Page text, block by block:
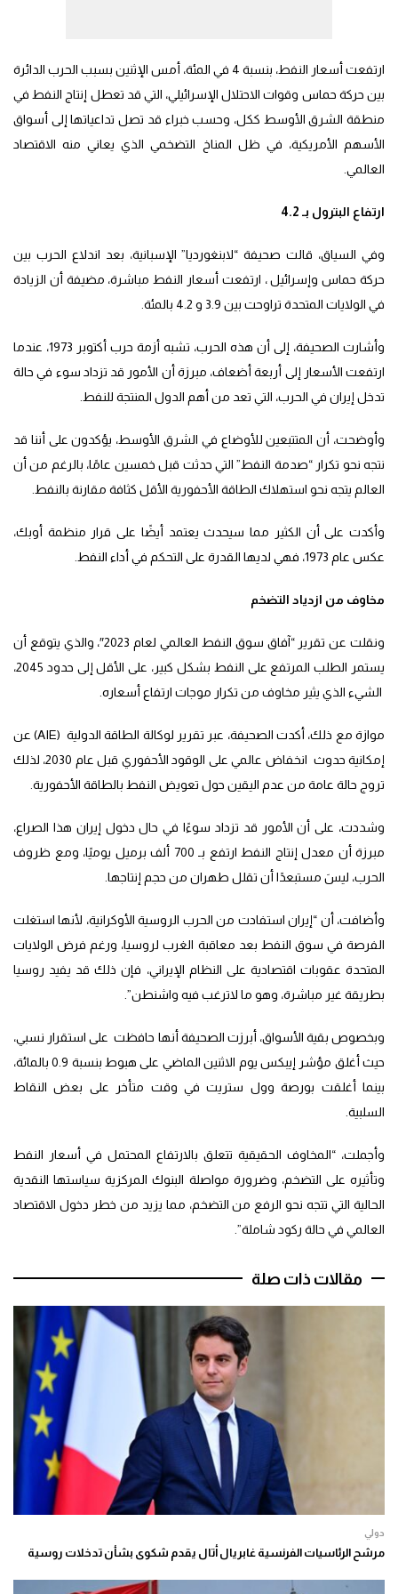
ارتفعت أسعار النفط، بنسبة 4 في المئة، أمس الإثنين بسبب الحرب الدائرة
بين حركة حماس وقوات الاحتلال الإسرائيلي، التي قد تعطل إنتاج النفط في
منطقة الشرق الأوسط ككل، وحسب خبراء قد تصل تداعياتها إلى أسواق
الأسهم الأمريكية، في ظل المناخ التضخمي الذي يعاني منه الاقتصاد
العالمي.
ارتفاع البترول بـ 4.2
وفي السياق، قالت صحيفة “لابنغورديا” الإسبانية، بعد اندلاع الحرب بين
حركة حماس وإسرائيل ، ارتفعت أسعار النفط مباشرة، مضيفة أن الزيادة
في الولايات المتحدة تراوحت بين 3.9 و 4.2 بالمئة.
وأشارت الصحيفة، إلى أن هذه الحرب، تشبه أزمة حرب أكتوبر 1973، عندما
ارتفعت الأسعار إلى أربعة أضعاف، مبرزة أن الأمور قد تزداد سوء في حالة
تدخل إيران في الحرب، التي تعد من أهم الدول المنتجة للنفط.
وأوضحت، أن المتتبعين للأوضاع في الشرق الأوسط، يؤكدون على أننا قد
نتجه نحو تكرار “صدمة النفط” التي حدثت قبل خمسين عامًا، بالرغم من أن
العالم يتجه نحو استهلاك الطاقة الأحفورية الأقل كثافة مقارنة بالنفط.
وأكدت على أن الكثير مما سيحدث يعتمد أيضًا على قرار منظمة أوبك،
عكس عام 1973، فهي لديها القدرة على التحكم في أداء النفط.
مخاوف من ازدياد التضخم
ونقلت عن تقرير “آفاق سوق النفط العالمي لعام 2023″، والذي يتوقع أن
يستمر الطلب المرتفع على النفط بشكل كبير، على الأقل إلى حدود 2045،
الشيء الذي يثير مخاوف من تكرار موجات ارتفاع أسعاره.
موازة مع ذلك، أكدت الصحيفة، عبر تقرير لوكالة الطاقة الدولية (AIE) عن
إمكانية حدوث انخفاض عالمي على الوقود الأحفوري قبل عام 2030، لذلك
تروج حالة عامة من عدم اليقين حول تعويض النفط بالطاقة الأحفورية.
وشددت، على أن الأمور قد تزداد سوءًا في حال دخول إيران هذا الصراع،
مبرزة أن معدل إنتاج النفط ارتفع بـ 700 ألف برميل يوميًا، ومع ظروف
الحرب، ليسَ مستبعدًا أن تقلل طهران من حجم إنتاجها.
وأضافت، أن “إيران استفادت من الحرب الروسية الأوكرانية، لأنها استغلت
الفرصة في سوق النفط بعد معاقبة الغرب لروسيا، ورغم فرض الولايات
المتحدة عقوبات اقتصادية على النظام الإيراني، فإن ذلك قد يفيد روسيا
بطريقة غير مباشرة، وهو ما لاترغب فيه واشنطن”.
وبخصوص بقية الأسواق، أبرزت الصحيفة أنها حافظت على استقرار نسبي،
حيث أغلق مؤشر إيبكس يوم الاثنين الماضي على هبوط بنسبة 0.9 بالمائة،
بينما أغلقت بورصة وول ستريت في وقت متأخر على بعض النقاط
السلبية.
وأجملت، “المخاوف الحقيقية تتعلق بالارتفاع المحتمل في أسعار النفط
وتأثيره على التضخم، وضرورة مواصلة البنوك المركزية سياستها النقدية
الحالية التي تتجه نحو الرفع من التضخم، مما يزيد من خطر دخول الاقتصاد
العالمي في حالة ركود شاملة”.
مقالات ذات صلة
دولي
مرشح الرئاسيات الفرنسية غابريال أتال يقدم شكوى بشأن تدخلات روسية